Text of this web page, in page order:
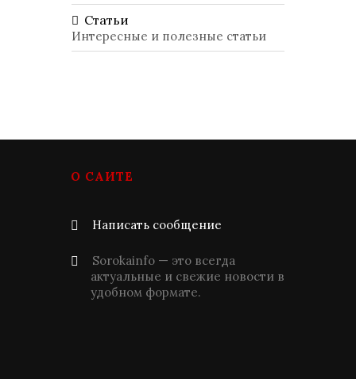
Статьи
Интересные и полезные статьи
О САЙТЕ
Написать сообщение
Sorokainfo — это всегда
актуальные и свежие новости в
удобном формате.